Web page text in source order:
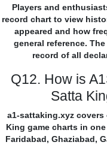
Players and
record chart to view
appeared and how
general reference.
record of all
Q12. How is
Satta
a1-sattaking.xyz
King game charts in
Faridabad, Ghaziabad,